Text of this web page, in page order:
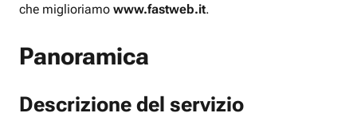
che miglioriamo www.fastweb.it.
Panoramica
Descrizione del servizio